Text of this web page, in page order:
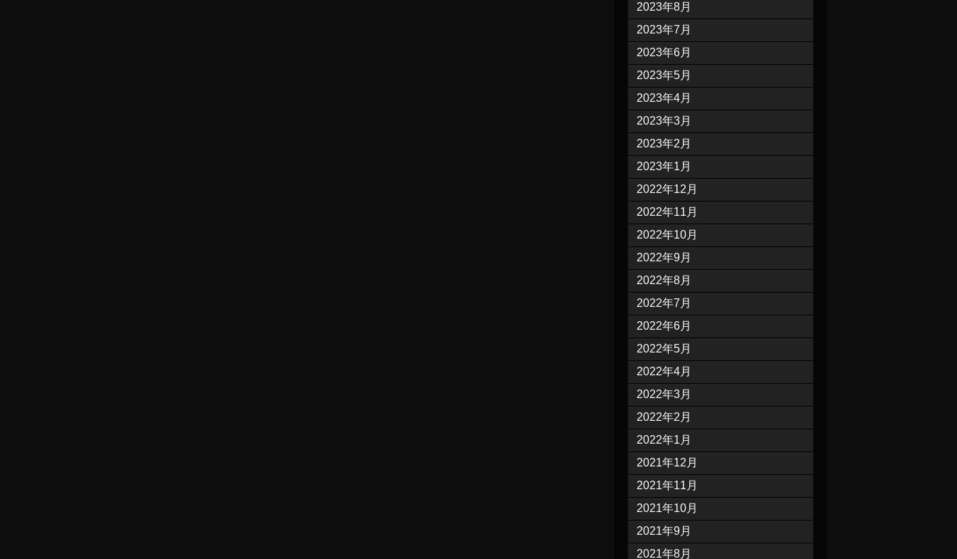
2023年8月
2023年7月
2023年6月
2023年5月
2023年4月
2023年3月
2023年2月
2023年1月
2022年12月
2022年11月
2022年10月
2022年9月
2022年8月
2022年7月
2022年6月
2022年5月
2022年4月
2022年3月
2022年2月
2022年1月
2021年12月
2021年11月
2021年10月
2021年9月
2021年8月